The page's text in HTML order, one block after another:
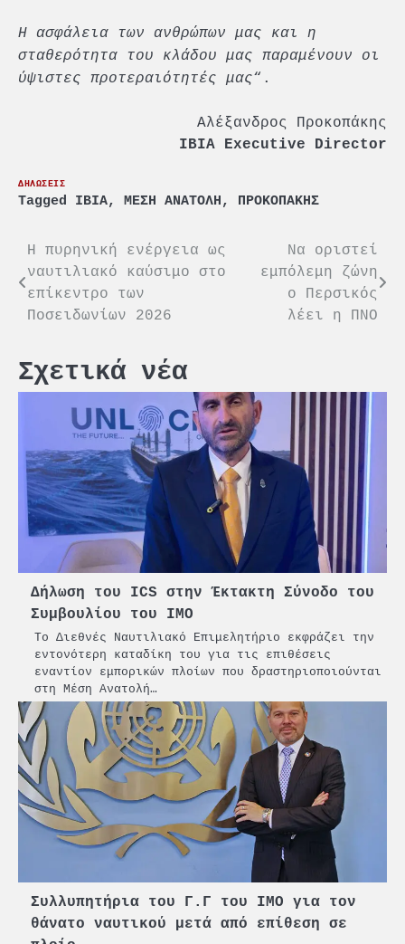
Η ασφάλεια των ανθρώπων μας και η
σταθερότητα του κλάδου μας παραμένουν οι
ύψιστες προτεραιότητές μας“.
Αλέξανδρος Προκοπάκης
IBIA Executive Director
ΔΗΛΩΣΕΙΣ
Tagged IBIA, ΜΕΣΗ ΑΝΑΤΟΛΗ, ΠΡΟΚΟΠΑΚΗΣ
Πλοήγηση
άρθρων
Η πυρηνική ενέργεια ως
ναυτιλιακό καύσιμο στο
επίκεντρο των
Ποσειδωνίων 2026
Να οριστεί
εμπόλεμη ζώνη
ο Περσικός
λέει η ΠΝΟ
Σχετικά νέα
Δήλωση του ICS στην Έκτακτη Σύνοδο του
Συμβουλίου του IMO
Το Διεθνές Ναυτιλιακό Επιμελητήριο εκφράζει την
εντονότερη καταδίκη του για τις επιθέσεις
εναντίον εμπορικών πλοίων που δραστηριοποιούνται
στη Μέση Ανατολή…
Συλλυπητήρια του Γ.Γ του ΙΜΟ για τον
θάνατο ναυτικού μετά από επίθεση σε
PCT: Διπλή διάκριση για την
υπεύθυνη ανάπτυξη και τη
βιώσιμη επιχειρηματικότητα